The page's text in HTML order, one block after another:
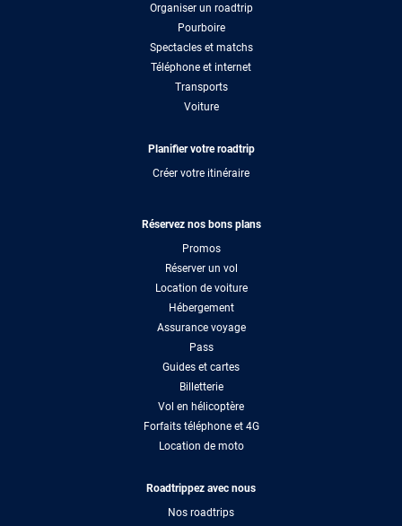
Organiser un roadtrip
Pourboire
Spectacles et matchs
Téléphone et internet
Transports
Voiture
Planifier votre roadtrip
Créer votre itinéraire
Réservez nos bons plans
Promos
Réserver un vol
Location de voiture
Hébergement
Assurance voyage
Pass
Guides et cartes
Billetterie
Vol en hélicoptère
Forfaits téléphone et 4G
Location de moto
Roadtrippez avec nous
Nos roadtrips